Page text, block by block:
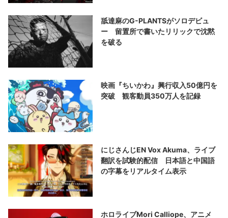
舐達麻のG-PLANTSがソロデビュ
ー 留置所で書いたリリックで沈黙
を破る
映画『ちいかわ』興行収入50億円を
突破 観客動員350万人を記録
にじさんじEN Vox Akuma、ライブ
翻訳を試験的配信 日本語と中国語
の字幕をリアルタイム表示
ホロライブMori Calliope、アニメ